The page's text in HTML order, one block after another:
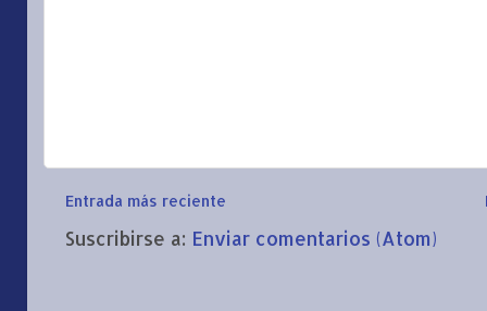
Entrada más reciente
Suscribirse a: Enviar comentarios (Atom)